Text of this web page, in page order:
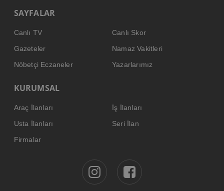
SAYFALAR
Canlı TV
Canlı Skor
Gazeteler
Namaz Vakitleri
Nöbetçi Eczaneler
Yazarlarımız
KURUMSAL
Araç İlanları
İş İlanları
Usta İlanları
Seri İlan
Firmalar